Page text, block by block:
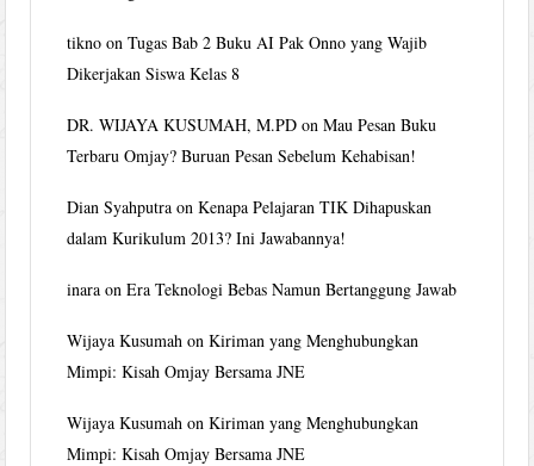
tikno onTugas Bab 2 Buku AI Pak Onno yang Wajib
Dikerjakan Siswa Kelas 8
DR. WIJAYA KUSUMAH, M.PD onMau Pesan Buku
Terbaru Omjay? Buruan Pesan Sebelum Kehabisan!
Dian Syahputra onKenapa Pelajaran TIK Dihapuskan
dalam Kurikulum 2013? Ini Jawabannya!
inara onEra Teknologi Bebas Namun Bertanggung Jawab
Wijaya Kusumah onKiriman yang Menghubungkan
Mimpi: Kisah Omjay Bersama JNE
Wijaya Kusumah onKiriman yang Menghubungkan
Mimpi: Kisah Omjay Bersama JNE